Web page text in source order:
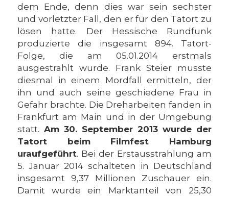
dem Ende, denn dies war sein sechster
und vorletzter Fall, den er für den Tatort zu
lösen hatte. Der Hessische Rundfunk
produzierte die insgesamt 894. Tatort-
Folge, die am 05.01.2014 erstmals
ausgestrahlt wurde. Frank Steier musste
diesmal in einem Mordfall ermitteln, der
ihn und auch seine geschiedene Frau in
Gefahr brachte. Die Dreharbeiten fanden in
Frankfurt am Main und in der Umgebung
statt. Am 30. September 2013 wurde der
Tatort beim Filmfest Hamburg
uraufgeführt. Bei der Erstausstrahlung am
5. Januar 2014 schalteten in Deutschland
insgesamt 9,37 Millionen Zuschauer ein.
Damit wurde ein Marktanteil von 25,30